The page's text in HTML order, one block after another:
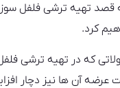
تهیه ترشی فلفل
کرد.
که در تهیه ترشی
عرضه آن ها نیز دچار